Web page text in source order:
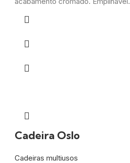
Cadeira Oslo
Cadeiras multiusos